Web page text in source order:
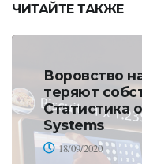
ЧИТАЙТЕ ТАКЖЕ
Воровство
теряют
Статистика
Systems
18/09/2020